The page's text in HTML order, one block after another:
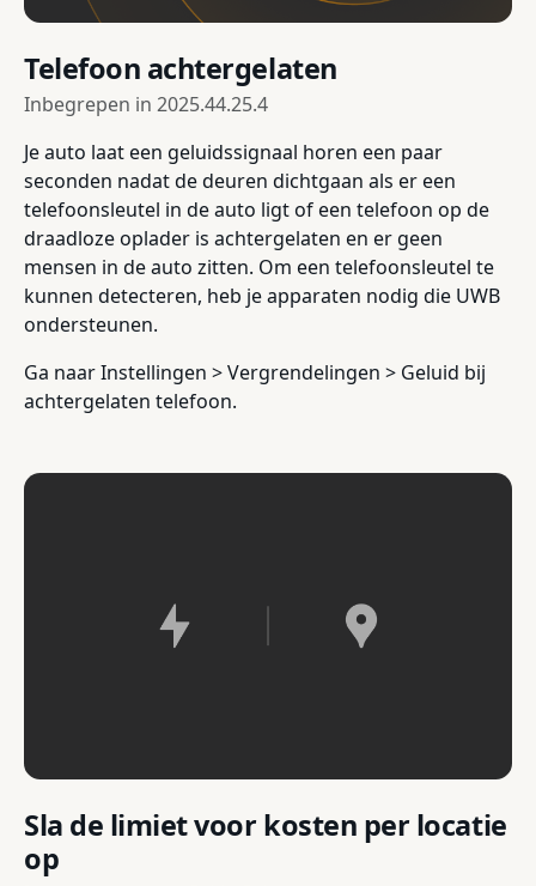
Telefoon achtergelaten
Inbegrepen in 2025.44.25.4
Je auto laat een geluidssignaal horen een paar
seconden nadat de deuren dichtgaan als er een
telefoonsleutel in de auto ligt of een telefoon op de
draadloze oplader is achtergelaten en er geen
mensen in de auto zitten. Om een telefoonsleutel te
kunnen detecteren, heb je apparaten nodig die UWB
ondersteunen.
Ga naar Instellingen > Vergrendelingen > Geluid bij
achtergelaten telefoon.
Sla de limiet voor kosten per locatie
op